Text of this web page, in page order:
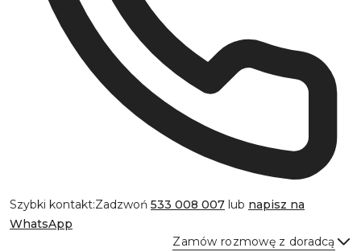
Szybki kontakt:Zadzwoń 533 008 007 lub napisz na
WhatsApp
Zamów rozmowę z doradcą